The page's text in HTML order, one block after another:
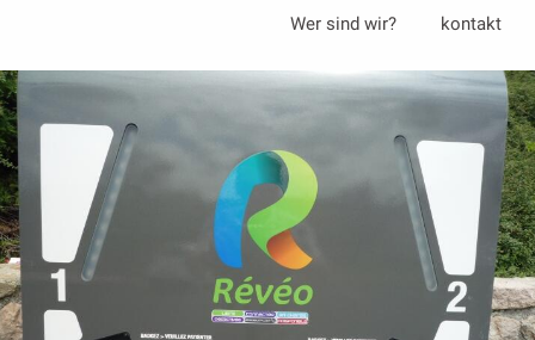
contenu
principal
Wer sind wir? kontakt